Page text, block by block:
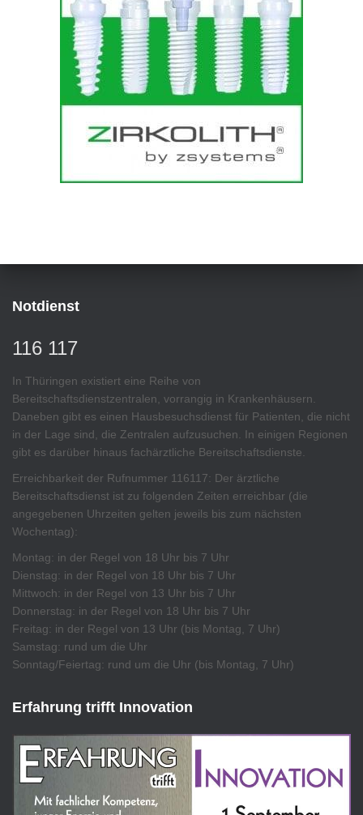
Notdienst
116 117
In Thüringen existiert eine Reihe von
Bereitschaftsdienstzentralen, vorrangig in Krankenhäusern.
Daneben gibt es einen Hausbesuchsdienst für Patienten, die nicht
in der Lage sind, die Zentralen aufzusuchen. In einigen Regionen
gibt es darüber hinaus fachärztliche Bereitschaftsdienste.
Erreichbarkeit der Rufnummer 116117: Der ärztliche
Bereitschaftsdienst ist zu folgenden Zeiten erreichbar (die
angegebenen Uhrzeiten gelten jeweils bis zum nächsten
Wochentag):
Montag: in der Regel von 18 Uhr bis 7 Uhr
Dienstag: in der Regel von 18 Uhr bis 7 Uhr
Mittwoch: in der Regel von 13 Uhr bis 7 Uhr
Donnerstag: in der Regel von 18 Uhr bis 7 Uhr
Freitag: in der Regel von 13 Uhr (bis Montag, 7 Uhr)
Samstag: rund um die Uhr
Sonntag/Feiertag: rund um die Uhr (bis Montag, 7 Uhr)
Erfahrung trifft Innovation